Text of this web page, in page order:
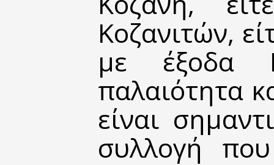
Κοζανιτών,
με έξοδα
παλαιότητα
είναι
συλλογή